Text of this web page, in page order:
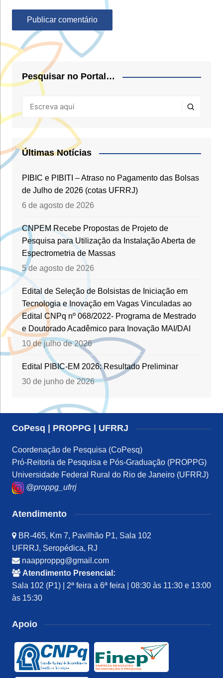
Pesquisar no Portal…
Últimas Notícias
PIBIC e PIBITI – Atraso no Pagamento das Bolsas
de Julho de 2026 (cotas UFRRJ)
6 de agosto de 2026
CNPEM Recebe Propostas de Projeto de
Pesquisa para Utilização da Instalação Aberta de
Espectrometria de Massas
5 de agosto de 2026
Edital de Seleção de Bolsistas de Iniciação em
Tecnologia e Inovação em Vagas Vinculadas ao
Edital CNPq nº 068/2022- Programa de Mestrado
e Doutorado Acadêmico para Inovação MAI/DAI
10 de julho de 2026
Edital PIBIC-EM 2026: Resultado Preliminar
30 de junho de 2026
CoPesq | PROPPG | UFRRJ
Coordenação de Pesquisa (CoPesq)
Pró-Reitoria de Pesquisa e Pós-Graduação (PROPPG)
Universidade Federal Rural do Rio de Janeiro (UFRRJ)
@proppg_ufrrj
Atendimento
BR-465, Km 7, Pavilhão P1, Sala 102
UFRRJ, Seropédica, RJ
naapproppg@gmail.com
Atendimento Presencial:
Sala 102 (P1) | 2ª feira a 6ª feira | 08:30 às 11:30 e 13:00
às 15:30
Apoio